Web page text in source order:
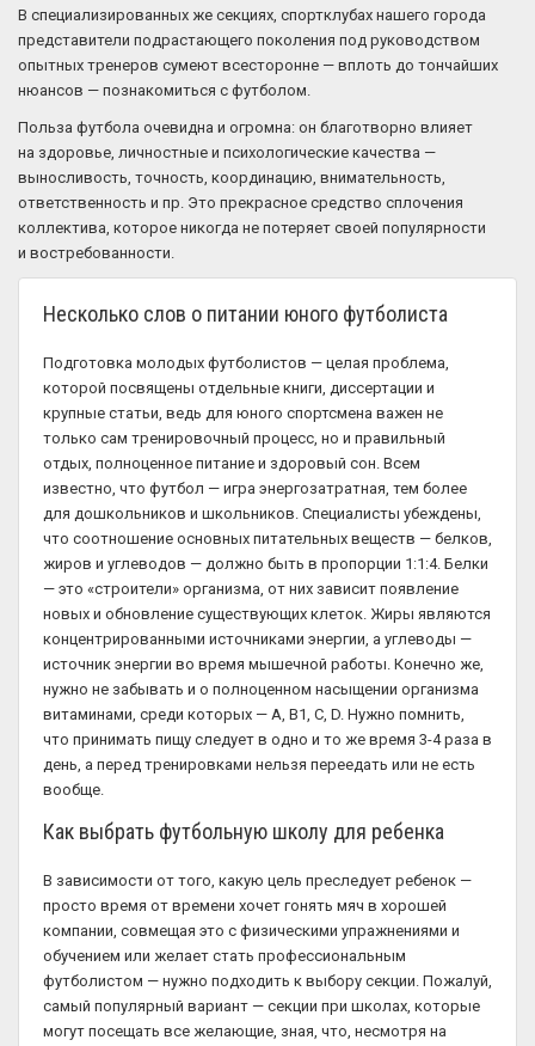
В специализированных же секциях, спортклубах нашего города
представители подрастающего поколения под руководством
опытных тренеров сумеют всесторонне — вплоть до тончайших
нюансов — познакомиться с футболом.
Польза футбола очевидна и огромна: он благотворно влияет
на здоровье, личностные и психологические качества —
выносливость, точность, координацию, внимательность,
ответственность и пр. Это прекрасное средство сплочения
коллектива, которое никогда не потеряет своей популярности
и востребованности.
Несколько слов о питании юного футболиста
Подготовка молодых футболистов — целая проблема,
которой посвящены отдельные книги, диссертации и
крупные статьи, ведь для юного спортсмена важен не
только сам тренировочный процесс, но и правильный
отдых, полноценное питание и здоровый сон. Всем
известно, что футбол — игра энергозатратная, тем более
для дошкольников и школьников. Специалисты убеждены,
что соотношение основных питательных веществ — белков,
жиров и углеводов — должно быть в пропорции 1:1:4. Белки
— это «строители» организма, от них зависит появление
новых и обновление существующих клеток. Жиры являются
концентрированными источниками энергии, а углеводы —
источник энергии во время мышечной работы. Конечно же,
нужно не забывать и о полноценном насыщении организма
витаминами, среди которых — A, B1, C, D. Нужно помнить,
что принимать пищу следует в одно и то же время 3-4 раза в
день, а перед тренировками нельзя переедать или не есть
вообще.
Как выбрать футбольную школу для ребенка
В зависимости от того, какую цель преследует ребенок —
просто время от времени хочет гонять мяч в хорошей
компании, совмещая это с физическими упражнениями и
обучением или желает стать профессиональным
футболистом — нужно подходить к выбору секции. Пожалуй,
самый популярный вариант — секции при школах, которые
могут посещать все желающие, зная, что, несмотря на